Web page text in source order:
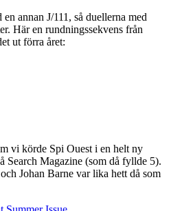
annan J/111, så duellerna med
Här en rundningssekvens från
ut förra året:
vi körde Spi Ouest i en helt ny
Search Magazine (som då fyllde 5).
Johan Barne var lika hett då som